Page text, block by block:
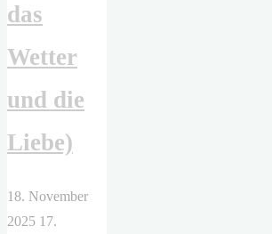
das
Wetter
und die
Liebe)
18. November
2025 17.